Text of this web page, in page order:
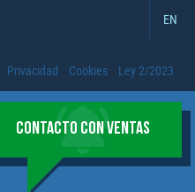
EN
Privacidad Cookies Ley 2/2023
CONTACTO CON VENTAS